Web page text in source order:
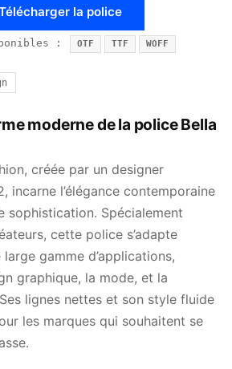
la police
: OTF TTF WOFF
moderne de la police Bella
créée par un designer
incarne l’élégance contemporaine
sophistication. Spécialement
cette police s’adapte
gamme d’applications,
graphique, la mode, et la
lignes nettes et son style fluide
les marques qui souhaitent se